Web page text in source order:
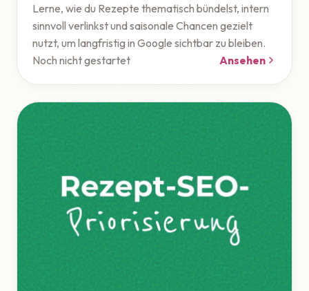
Lerne, wie du Rezepte thematisch bündelst, intern
sinnvoll verlinkst und saisonale Chancen gezielt
nutzt, um langfristig in Google sichtbar zu bleiben.
Noch nicht gestartet
Ansehen